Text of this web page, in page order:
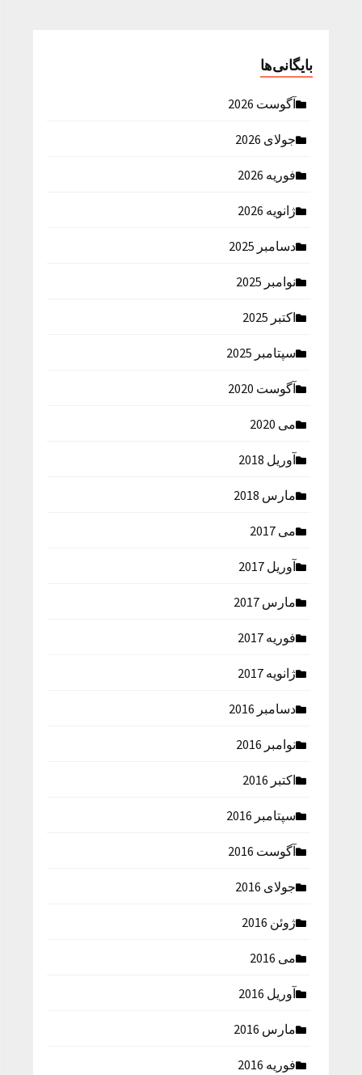
بایگانی‌ها
آگوست 2026
جولای 2026
فوریه 2026
ژانویه 2026
دسامبر 2025
نوامبر 2025
اکتبر 2025
سپتامبر 2025
آگوست 2020
می 2020
آوریل 2018
مارس 2018
می 2017
آوریل 2017
مارس 2017
فوریه 2017
ژانویه 2017
دسامبر 2016
نوامبر 2016
اکتبر 2016
سپتامبر 2016
آگوست 2016
جولای 2016
ژوئن 2016
می 2016
آوریل 2016
مارس 2016
فوریه 2016